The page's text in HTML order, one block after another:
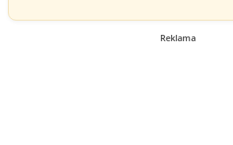
Reklama